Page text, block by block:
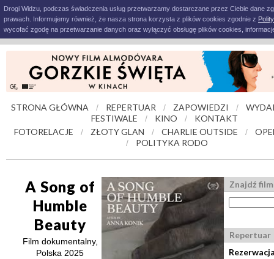
Drogi Widzu, podczas świadczenia usług przetwarzamy dostarczane przez Ciebie dane
prawach. Informujemy również, że nasza strona korzysta z plików cookies zgodnie z
wycofać zgodę na przetwarzanie danych oraz wyłączyć obsługę plików cookies,
STRONA GŁÓWNA / REPERTUAR / ZAPOWIEDZI /
FESTIWALE
/ KINO /
KONTAKT
FOTORELACJE
/ ZŁOTY GLAN / CHARLIE OUTSIDE /
/ POLITYKA RODO
A Song of
Humble
Beauty
Film dokumentalny,
Polska 2025
Znajdź film
Repertuar